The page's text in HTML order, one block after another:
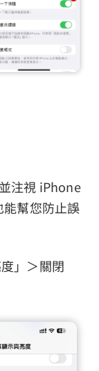
注視 iPhone
幫您防止誤
」＞關閉